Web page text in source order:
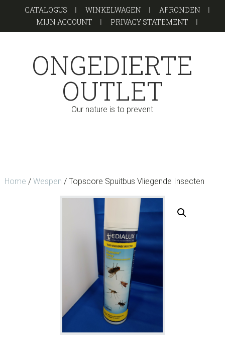
de
de
CATALOGUS WINKELWAGEN
AFRONDEN
MIJN ACCOUNT
PRIVACY STATEMENT
ONGEDIERTE
OUTLET
Our nature is to prevent
Home / Wespen / Topscore Spuitbus Vliegende Insecten